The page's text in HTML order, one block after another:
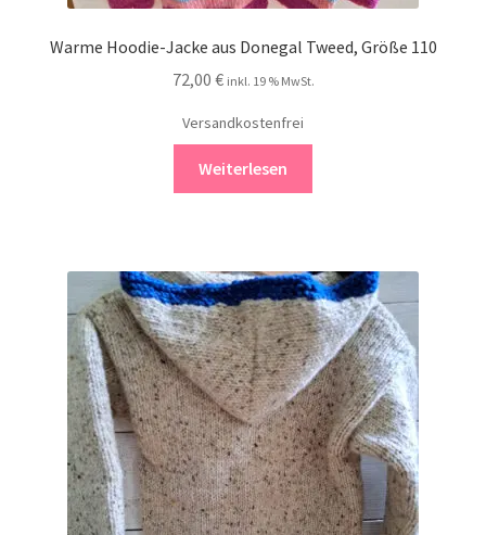
Warme Hoodie-Jacke aus Donegal Tweed, Größe 110
72,00 € inkl. 19 % MwSt.
Versandkostenfrei
Weiterlesen